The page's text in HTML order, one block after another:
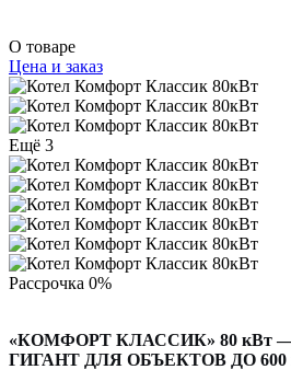
О товаре
Цена и заказ
Ещё 3
Рассрочка 0%
«КОМФОРТ КЛАССИК» 80
ГИГАНТ ДЛЯ ОБЪЕКТОВ ДО 600